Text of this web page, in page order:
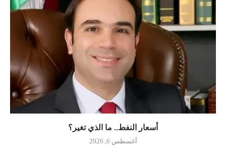
أسعار النفط.. ما الذي تغير؟
أغسطس 6, 2026